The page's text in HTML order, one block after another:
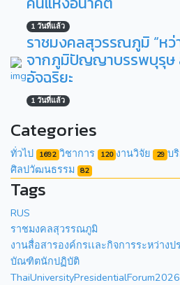
1 วันที่แล้ว
ราชมงคลสุวรรณภูมิ “หว่
จากภูมิปัญญาบรรพบุรุษ
อัจฉริยะ
1 วันที่แล้ว
Categories
ทั่วไป 1692 วิชาการ 120 งานวิจัย 29 บ
ศิลปวัฒนธรรม 82
Tags
RUS
ราชมงคลสุวรรณภูมิ
งานสื่อสารองค์กรเเละกิจการระหว่างป
บัณฑิตนักปฏิบัติ
ThaiUniversityPresidentialForum2026